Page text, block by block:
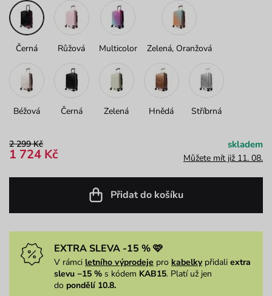
Černá Růžová Multicolor Zelená, Oranžová
Béžová Černá Zelená Hnědá Stříbrná
2 299 Kč
1 724 Kč
skladem
Můžete mít již 11. 08.
Přidat do košíku
EXTRA SLEVA -15 % 🩷
V rámci letního výprodeje pro kabelkypřidali extra
slevu −15 % s kódem KAB15. Platí už jen
do pondělí 10.8.